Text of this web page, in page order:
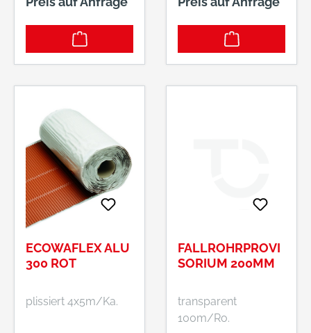
ECOWAFLEX ALU
300 ROT
plissiert 4x5m/Ka.
FALLROHRPROVI
SORIUM 200MM
transparent
100m/Ro.